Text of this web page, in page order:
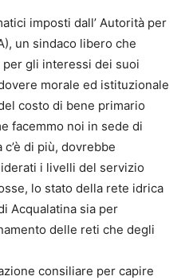
imposti dall’ Autorità per
un sindaco libero che
gli interessi dei suoi
morale ed istituzionale
costo di bene primario
facemmo noi in sede di
di più, dovrebbe
i livelli del servizio
lo stato della rete idrica
Acqualatina sia per
delle reti che degli
consiliare per capire